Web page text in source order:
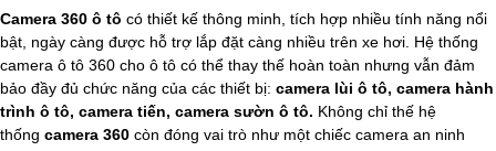
Camera 360 ô tô có thiết kế thông minh, tích hợp nhiều tính năng nổi
bật, ngày càng được hỗ trợ lắp đặt càng nhiều trên xe hơi. Hệ thống
camera ô tô 360 cho ô tô có thể thay thế hoàn toàn nhưng vẫn đảm
bảo đầy đủ chức năng của các thiết bị: camera lùi ô tô, camera hành
trình ô tô, camera tiến, camera sườn ô tô. Không chỉ thế hệ
thống camera 360 còn đóng vai trò như một chiếc camera an ninh